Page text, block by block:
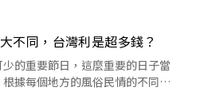
不同，台灣利是超多錢？
的重要節日，這麼重要的日子當
據每個地方的風俗民情的不同，
很多香港人...